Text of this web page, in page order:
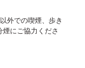
外での喫煙、歩き
にご協力くださ